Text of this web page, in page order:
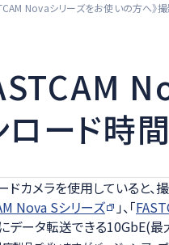
カメラ・
ラ 赤外
ロール・ビュ
Novaシリーズをお使いの方へ》
ロード時
ドカメラを使用していると
Nova Sシリーズ 」、「
データ転送できる10GbE(